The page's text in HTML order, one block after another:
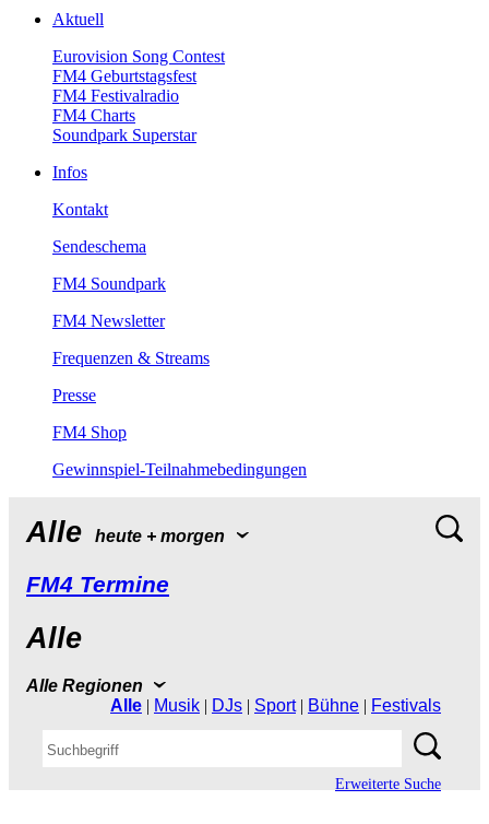
Aktuell
EurovisionSongContest
FM4Geburtstagsfest
FM4Festivalradio
FM4Charts
SoundparkSuperstar
Infos
Kontakt
Sendeschema
FM4Soundpark
FM4Newsletter
Frequenzen&Streams
Presse
FM4Shop
Gewinnspiel-Teilnahmebedingungen
Alle heute+morgen
FM4Termine
Alle
AlleRegionen
Alle | Musik | DJs | Sport| Bühne | Festivals
ErweiterteSuche